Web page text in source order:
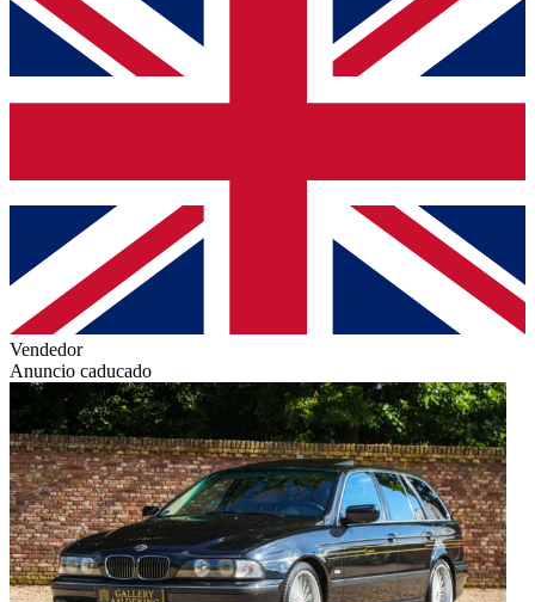
Vendedor
Anuncio caducado